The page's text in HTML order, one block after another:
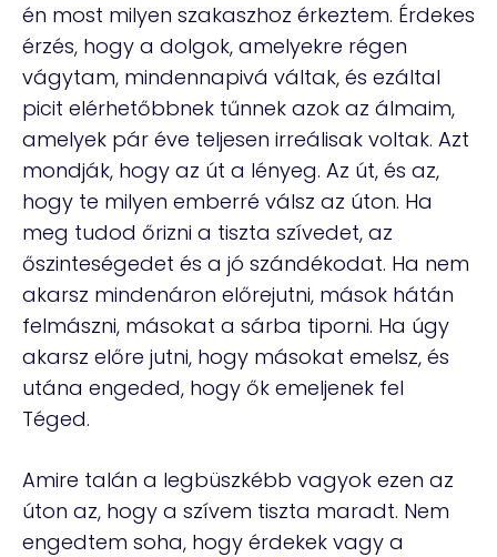
én most milyen szakaszhoz érkeztem. Érdekes
érzés, hogy a dolgok, amelyekre régen
vágytam, mindennapivá váltak, és ezáltal
picit elérhetőbbnek tűnnek azok az álmaim,
amelyek pár éve teljesen irreálisak voltak. Azt
mondják, hogy az út a lényeg. Az út, és az,
hogy te milyen emberré válsz az úton. Ha
meg tudod őrizni a tiszta szívedet, az
őszinteségedet és a jó szándékodat. Ha nem
akarsz mindenáron előrejutni, mások hátán
felmászni, másokat a sárba tiporni. Ha úgy
akarsz előre jutni, hogy másokat emelsz, és
utána engeded, hogy ők emeljenek fel
Téged.
Amire talán a legbüszkébb vagyok ezen az
úton az, hogy a szívem tiszta maradt. Nem
engedtem soha, hogy érdekek vagy a